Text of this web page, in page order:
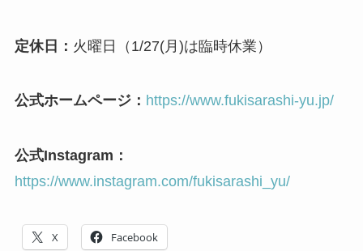
定休日： 火曜日（1/27(月)は臨時休業）
公式ホームページ： https://www.fukisarashi-yu.jp/
公式Instagram：
https://www.instagram.com/fukisarashi_yu/
X Facebook